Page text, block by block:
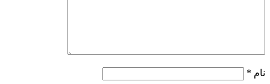
نام *